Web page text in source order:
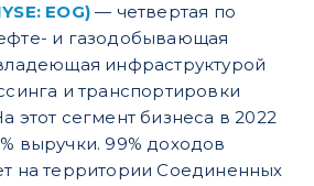
EOG) — четвертая по
и газодобывающая
инфраструктурой
и транспортировки
этот сегмент бизнеса в 2022
выручки. 99%доходов
на территории Соединенных